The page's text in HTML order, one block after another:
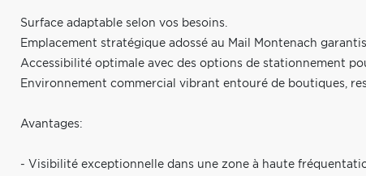
Surface adaptable selon vos besoins.
Emplacement stratégique adossé au Mail Montenach
Accessibilité optimale avec des options de stationnement
Environnement commercial vibrant entouré de boutiques,
Avantages:
- Visibilité exceptionnelle dans une zone à haute